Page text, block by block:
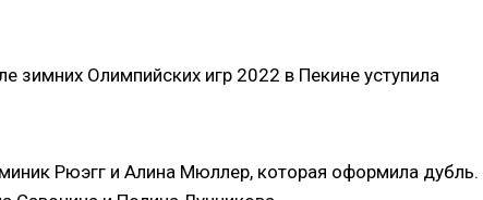
зимних Олимпийских игр 2022 в Пекине уступила
Рюэгг и Алина Мюллер, которая оформила дубль.